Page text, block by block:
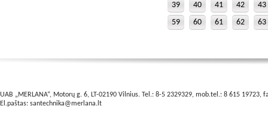
39
40 41 42
43
59
60 61 62 63
UAB „MERLANA“, Motorų g. 6, LT-02190 Vilnius. Tel.: 8-5 2329329, mob.tel.: 8 615 19723,
El.paštas: santechnika@merlana.lt